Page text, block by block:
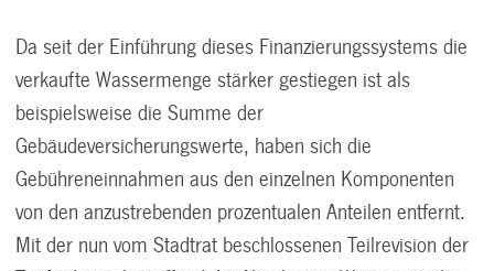
Da seit der Einführung dieses Finanzierungssystems die
verkaufte Wassermenge stärker gestiegen ist als
beispielsweise die Summe der
Gebäudeversicherungswerte, haben sich die
Gebühreneinnahmen aus den einzelnen Komponenten
von den anzustrebenden prozentualen Anteilen entfernt.
Mit der nun vom Stadtrat beschlossenen Teilrevision der